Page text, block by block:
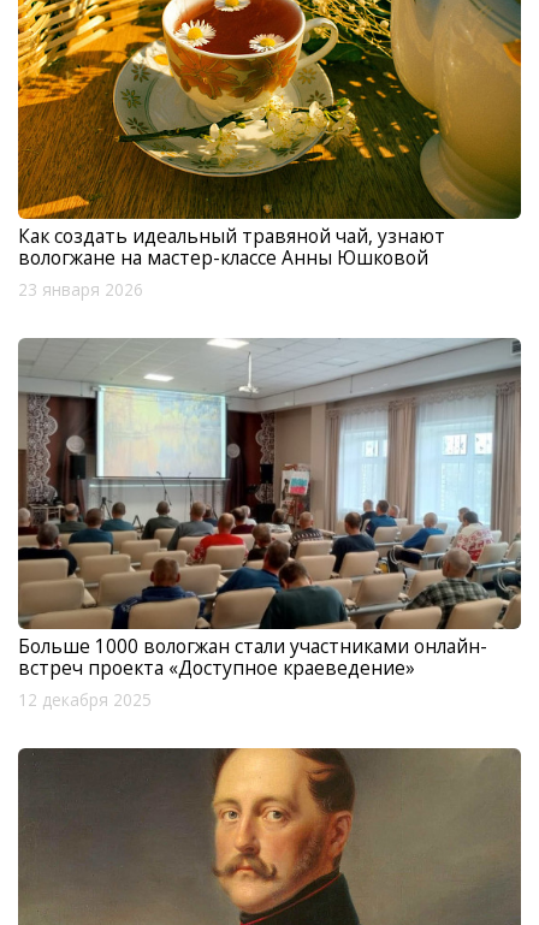
Как создать идеальный травяной чай, узнают
вологжане на мастер-классе Анны Юшковой
23 января 2026
Больше 1000 вологжан стали участниками онлайн-
встреч проекта «Доступное краеведение»
12 декабря 2025